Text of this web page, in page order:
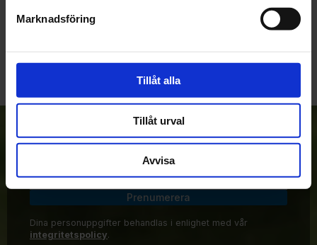
Marknadsföring
Tillåt alla
Tillåt urval
Avvisa
Bli den första att lämna ett omdöme.
Anmäl dig till vårt nyhetsbrev!
Prenumerera
Dina personuppgifter behandlas i enlighet med vår
integritetspolicy.